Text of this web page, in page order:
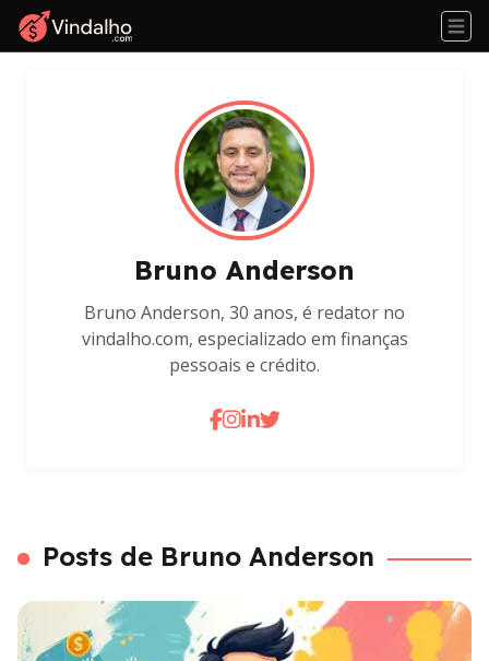
Bruno Anderson
Bruno Anderson, 30 anos, é redator no
vindalho.com, especializado em finanças
pessoais e crédito.
Posts de Bruno Anderson